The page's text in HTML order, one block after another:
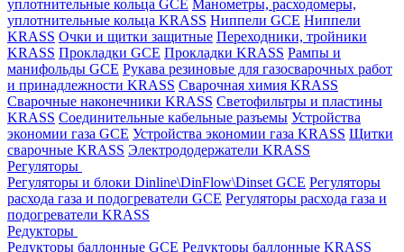
уплотнительные кольца GCE Манометры, расходомеры,
уплотнительные кольца KRASS Ниппели GCE Ниппели
KRASS Очки и щитки защитные Переходники, тройники
KRASS Прокладки GCE Прокладки KRASS Рампы и
манифольды GCE Рукава резиновые для газосварочных работ
и принадлежности KRASS Сварочная химия KRASS
Сварочные наконечники KRASS Светофильтры и пластины
KRASS Соединительные кабельные разъемы Устройства
экономии газа GCE Устройства экономии газа KRASS Щитки
сварочные KRASS Электрододержатели KRASS
Регуляторы
Регуляторы и блоки Dinline\DinFlow\Dinset GCE Регуляторы
расхода газа и подогреватели GCE Регуляторы расхода газа и
подогреватели KRASS
Редукторы
Редукторы баллонные GCE Редукторы баллонные KRASS